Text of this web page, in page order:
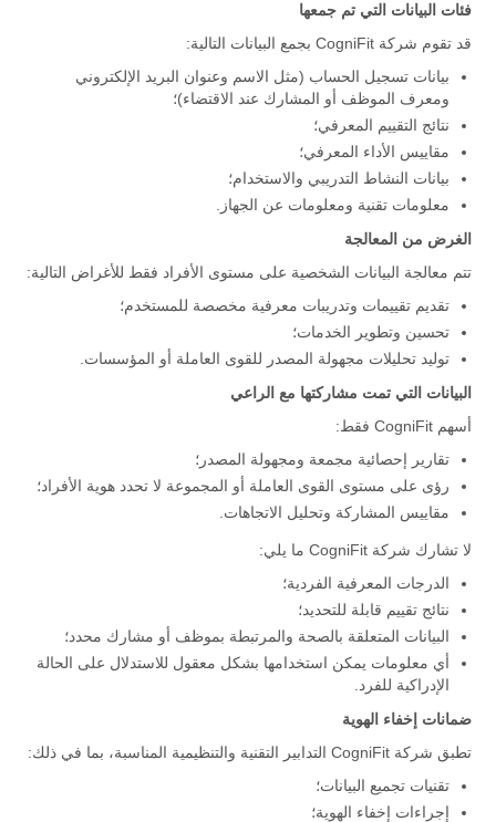
فئات البيانات التي تم جمعها
قد تقوم شركة CogniFit بجمع البيانات التالية:
بيانات تسجيل الحساب (مثل الاسم وعنوان البريد الإلكتروني
ومعرف الموظف أو المشارك عند الاقتضاء)؛
نتائج التقييم المعرفي؛
مقاييس الأداء المعرفي؛
بيانات النشاط التدريبي والاستخدام؛
معلومات تقنية ومعلومات عن الجهاز.
الغرض من المعالجة
تتم معالجة البيانات الشخصية على مستوى الأفراد فقط للأغراض التالية:
تقديم تقييمات وتدريبات معرفية مخصصة للمستخدم؛
تحسين وتطوير الخدمات؛
توليد تحليلات مجهولة المصدر للقوى العاملة أو المؤسسات.
البيانات التي تمت مشاركتها مع الراعي
أسهم CogniFit فقط:
تقارير إحصائية مجمعة ومجهولة المصدر؛
رؤى على مستوى القوى العاملة أو المجموعة لا تحدد هوية الأفراد؛
مقاييس المشاركة وتحليل الاتجاهات.
لا تشارك شركة CogniFit ما يلي:
الدرجات المعرفية الفردية؛
نتائج تقييم قابلة للتحديد؛
البيانات المتعلقة بالصحة والمرتبطة بموظف أو مشارك محدد؛
أي معلومات يمكن استخدامها بشكل معقول للاستدلال على الحالة
الإدراكية للفرد.
ضمانات إخفاء الهوية
تطبق شركة CogniFit التدابير التقنية والتنظيمية المناسبة، بما في ذلك:
تقنيات تجميع البيانات؛
إجراءات إخفاء الهوية؛